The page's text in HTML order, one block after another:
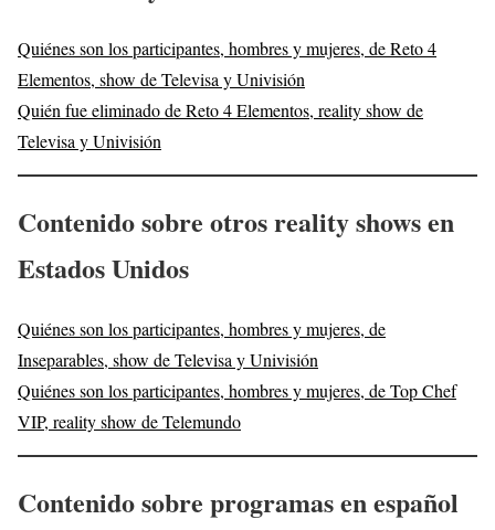
Quiénes son los participantes, hombres y mujeres, de Reto 4
Elementos, show de Televisa y Univisión
Quién fue eliminado de Reto 4 Elementos, reality show de
Televisa y Univisión
Contenido sobre otros reality shows en
Estados Unidos
Quiénes son los participantes, hombres y mujeres, de
Inseparables, show de Televisa y Univisión
Quiénes son los participantes, hombres y mujeres, de Top Chef
VIP, reality show de Telemundo
Contenido sobre programas en español